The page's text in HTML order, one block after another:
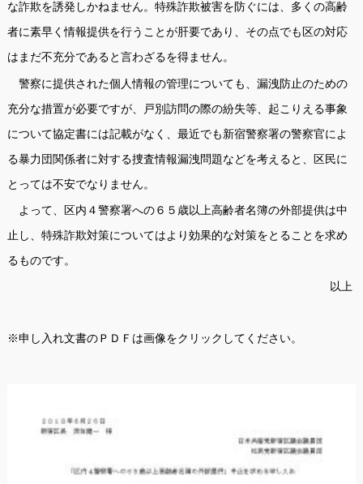
な詐欺を誘発しかねません。特殊詐欺被害を防ぐには、多くの高齢
者に素早く情報提供を行うことが肝要であり、その点でも区の対応
はまだ不充分であると言わざるを得ません。
警察に提供された個人情報の管理についても、漏洩防止のための
充分な措置が必要ですが、戸別訪問の際の紛失等、起こりえる事象
について協定書には記載がなく、最近でも新宿警察署の警察官によ
る暴力団関係者に対する捜査情報漏洩問題などを考えると、区民に
とっては不安でなりません。
よって、区内４警察署への６５歳以上高齢者名簿の外部提供は中
止し、特殊詐欺対策についてはより効果的な対策をとることを求め
るものです。
以上
※申し入れ文書のＰＤＦは画像をクリックしてください。